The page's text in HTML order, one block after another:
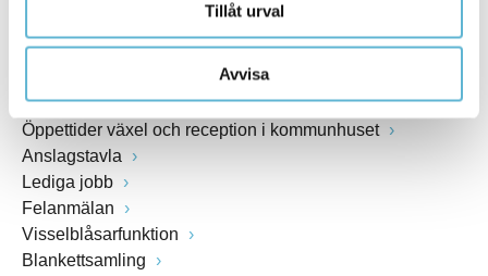
Tillåt urval
Avvisa
Öppettider växel och reception i kommunhuset
Anslagstavla
Lediga jobb
Felanmälan
Visselblåsarfunktion
Blankettsamling